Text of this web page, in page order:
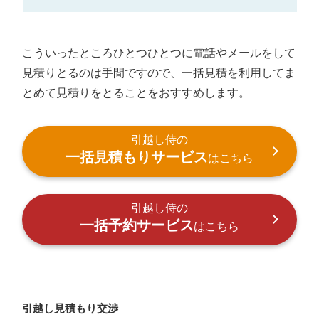
こういったところひとつひとつに電話やメールをして
見積りとるのは手間ですので、一括見積を利用してま
とめて見積りをとることをおすすめします。
引越し侍の
一括見積もりサービスはこちら
引越し侍の
一括予約サービスはこちら
引越し見積もり交渉